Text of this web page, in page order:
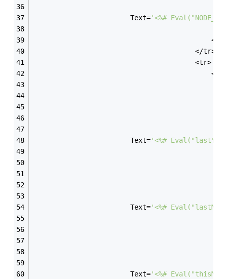
                        Text=
'<%#
</
                                        </tr>
                                        <tr>
<td
                        Text=
'<%#
                        Text=
'<%#
                        Text=
'<%#